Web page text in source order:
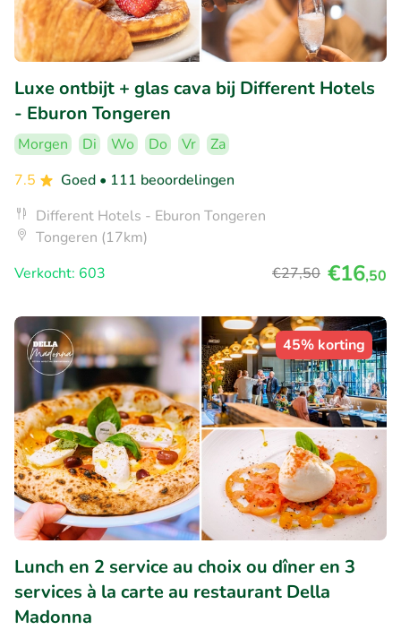
Luxe ontbijt + glas cava bij Different Hotels
- Eburon Tongeren
Morgen Di Wo Do Vr
Za
7.5
Goed • 111 beoordelingen
Different Hotels - Eburon Tongeren
Tongeren (17km)
Verkocht: 603
€27,50 €16,50
45% korting
Lunch en 2 service au choix ou dîner en 3
services à la carte au restaurant Della
Madonna